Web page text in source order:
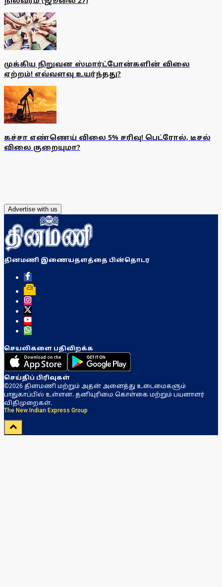
முக்கிய நிறுவன ஸ்மார்ட்போன்களின் விலை
ஏற்றம்! எவ்வளவு உயர்ந்தது?
கச்சா எண்ணெய் விலை 5% சரிவு! பெட்ரோல், டீசல்
விலை குறையுமா?
Advertise with us
தினமணி இணையதளத்தை பின்தொடர
செயலிகளை பதிவிறக்க
செய்திப் பிரிவுகள்
©2026 தினமணி மற்றும் அதன் அனைத்து உடைமைகளும்
பாதுகாப்பில் உள்ளன. தனியுரிமை கொள்கை மற்றும் பயனாளர்
விதிமுறைகள்.
The New Indian Express Group